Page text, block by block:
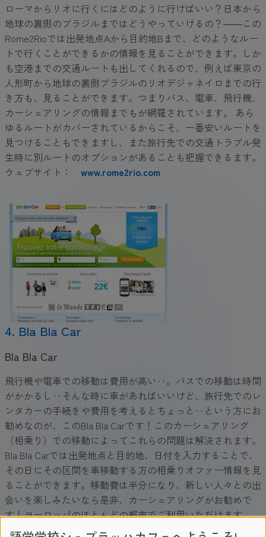
ローマからリオに行くにはどのように行けばいい？日本から
地球の裏側のブラジルまではどうやっていけるの？――この
Rome2Rioでは出発地点Aから目的地Bまで、どのようなルー
トで行くことができるかの情報を見ることができます。しか
も空港までの交通ルートも出してくれるので、例えば東京の
人形町から地球の裏側ブラジルのリオデジャネイロまでの行
き方も、見ることができます。つまりバス、電車、飛行機、
カーシェアリングの情報までもが網羅されています。 あら
ゆるルートがカバーされているからこそ、一番安いルートを
見つけることもできますし、また旅行先での交通トラブル発
生時に別ルートのオプションがあることも把握できるます。
ウェブサイト： www.rome2rio.com
4. Bla Bla Car
Bla Bla Car
飛行機や電車での移動は費用が高い‥。バスでの移動は時間
がかかるし‥そんな時に車があればいいけど、旅行先でのレ
ンタカーの手続きや費用を考えるとちょっと‥という方にお
勧めなのが、このBla Bla Carです！このカーシェアリング
（相乗り）での移動によってこれらの問題は解決されます。
Bla Bla Carでは出発地点と目的地、日付を入力することで、
その日にその区間を車移動する方の相乗りオファー情報を見
ることができます。移動費は半分になり、新しい人々との出
会いを楽しみたいなら是非、カーシェアリングがお勧めで
す！ヨーロッパのほとんどの都市でご利用いただけます。
ウェブサイト：
www.blablacar.com